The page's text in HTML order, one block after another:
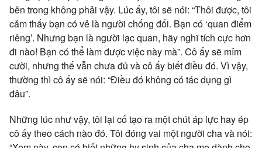
bên trong không phải vậy. Lúc ấy, tôi sẽ nói: “Thôi được, tôi
cảm thấy bạn có vẻ là người chống đối. Bạn có ‘quan điểm
riêng’. Nhưng bạn là người lạc quan, hãy nghĩ tích cực hơn
đi nào! Bạn có thể làm được việc này mà”. Cô ấy sẽ mỉm
cười, nhưng thế vẫn chưa đủ và cô ấy biết điều đó. Vì vậy,
thường thì cô ấy sẽ nói: “Điều đó không có tác dụng gì
đâu”.
Những lúc như vậy, tôi lại cố tạo ra một chút áp lực hay ép
cô ấy theo cách nào đó. Tôi đóng vai một người cha và nói: